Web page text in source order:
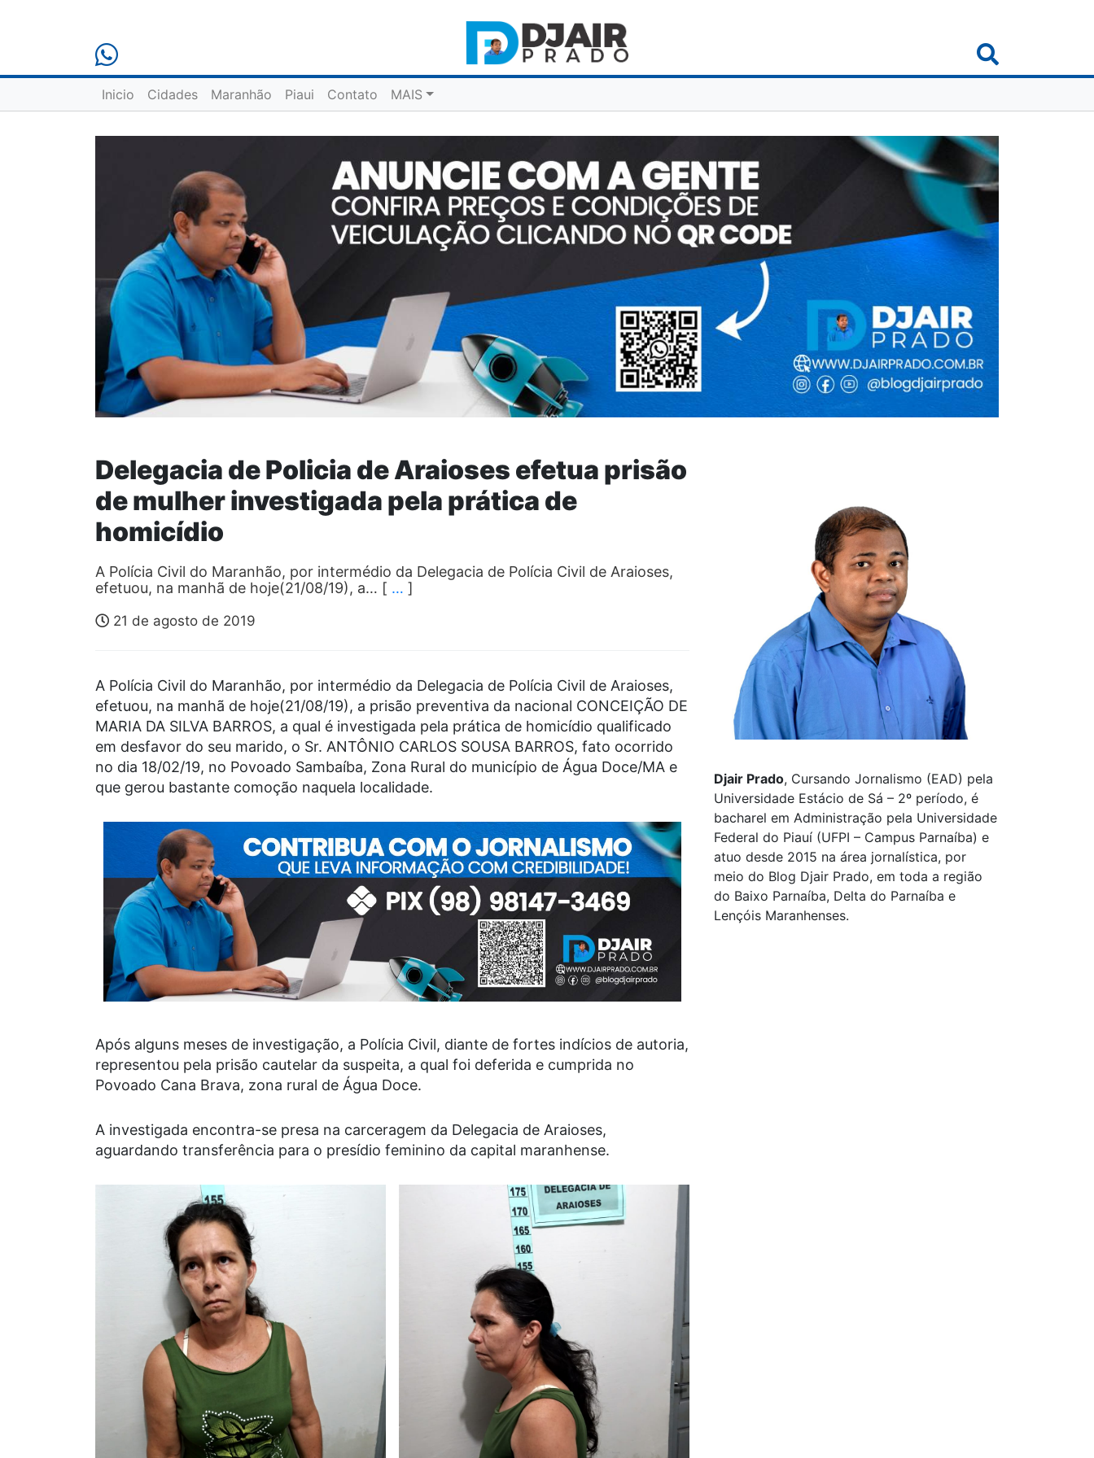
Inicio Cidades Maranhão Piaui Contato MAIS
Delegacia de Policia de Araioses efetua prisão
de mulher investigada pela prática de
homicídio
A Polícia Civil do Maranhão, por intermédio da Delegacia de Polícia Civil de Araioses,
efetuou, na manhã de hoje(21/08/19), a… [ … ]
21 de agosto de 2019
A Polícia Civil do Maranhão, por intermédio da Delegacia de Polícia Civil de Araioses,
efetuou, na manhã de hoje(21/08/19), a prisão preventiva da nacional CONCEIÇÃO DE
MARIA DA SILVA BARROS, a qual é investigada pela prática de homicídio qualificado
em desfavor do seu marido, o Sr. ANTÔNIO CARLOS SOUSA BARROS, fato ocorrido
no dia 18/02/19, no Povoado Sambaíba, Zona Rural do município de Água Doce/MA e
que gerou bastante comoção naquela localidade.
Após alguns meses de investigação, a Polícia Civil, diante de fortes indícios de autoria,
representou pela prisão cautelar da suspeita, a qual foi deferida e cumprida no
Povoado Cana Brava, zona rural de Água Doce.
A investigada encontra-se presa na carceragem da Delegacia de Araioses,
aguardando transferência para o presídio feminino da capital maranhense.
Djair Prado, Cursando Jornalismo (EAD) pela
Universidade Estácio de Sá – 2º período, é
bacharel em Administração pela Universidade
Federal do Piauí (UFPI – Campus Parnaíba) e
atuo desde 2015 na área jornalística, por
meio do Blog Djair Prado, em toda a região
do Baixo Parnaíba, Delta do Parnaíba e
Lençóis Maranhenses.